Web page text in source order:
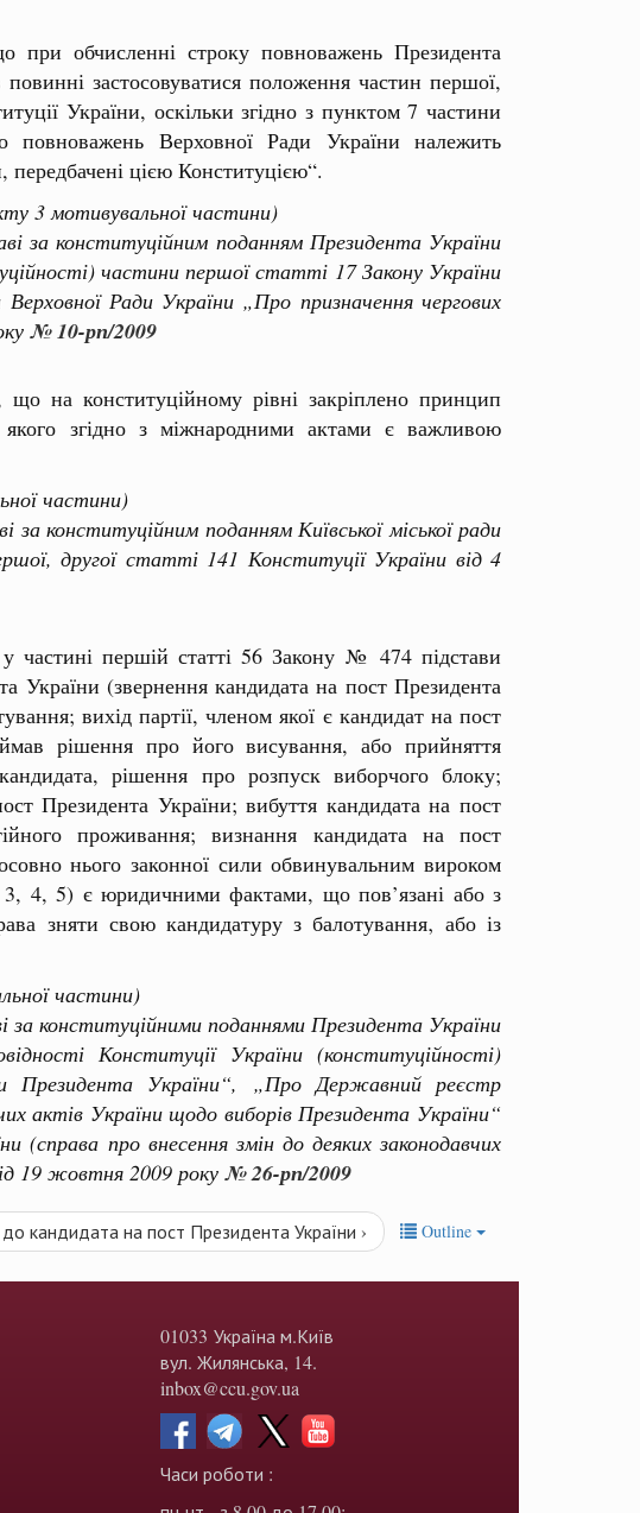
обчисленні строку повноважень Президента
застосовуватися положення частин першої,
України, оскільки згідно з пунктом 7 частини
Верховної Ради України належить
цією Конституцією“.
3 мотивувальної частини)
за конституційним поданням Президента України
частини першої статті 17 Закону України
Ради України „Про призначення чергових
№ 10-рп/2009
на конституційному рівні закріплено принцип
якого згідно з міжнародними актами є важливою
частини)
конституційним поданням Київської міської ради
другої статті 141 Конституції України від 4
частині першій статті 56 Закону № 474 підстави
України (звернення кандидата на пост Президента
вихід партії, членом якої є кандидат на пост
рішення про його висування, або прийняття
рішення про розпуск виборчого блоку;
Президента України; вибуття кандидата на пост
проживання; визнання кандидата на пост
нього законної сили обвинувальним вироком
4, 5) є юридичними фактами, що пов’язані або з
зняти свою кандидатуру з балотування‚ або із
частини)
конституційними поданнями Президента України
Конституції України (конституційності)
Президента України“, „Про Державний реєстр
актів України щодо виборів Президента України“
(справа про внесення змін до деяких законодавчих
19 жовтня 2009 року № 26-рп/2009
Outline
кандидата на пост Президента України ›
01033 Україна м.Київ
вул. Жилянська, 14.
inbox@ccu.gov.ua
Часи роботи :